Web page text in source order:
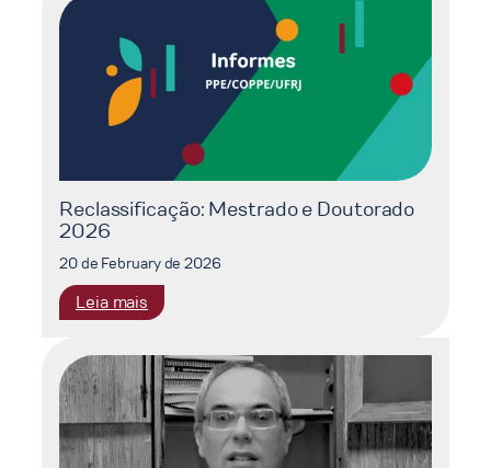
Eventos
Compostos
Sociedade
Reclassificação: Mestrado e Doutorado
2026
20 de February de 2026
Leia mais
Reclassificação:
Mestrado
Doutorado
2026